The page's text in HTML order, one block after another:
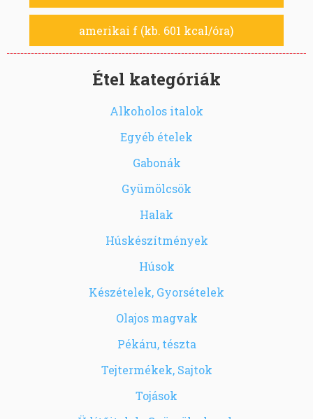
amerikai f (kb. 601 kcal/óra)
Étel kategóriák
Alkoholos italok
Egyéb ételek
Gabonák
Gyümölcsök
Halak
Húskészítmények
Húsok
Készételek, Gyorsételek
Olajos magvak
Pékáru, tészta
Tejtermékek, Sajtok
Tojások